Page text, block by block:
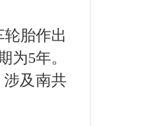
胎作出
5年。
及南共